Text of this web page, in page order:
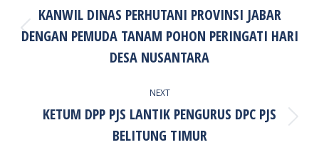
Previous
post:
KANWIL DINAS PERHUTANI PROVINSI JABAR
DENGAN PEMUDA TANAM POHON PERINGATI HARI
DESA NUSANTARA
NEXT
Next
post:
KETUM DPP PJS LANTIK PENGURUS DPC PJS
BELITUNG TIMUR